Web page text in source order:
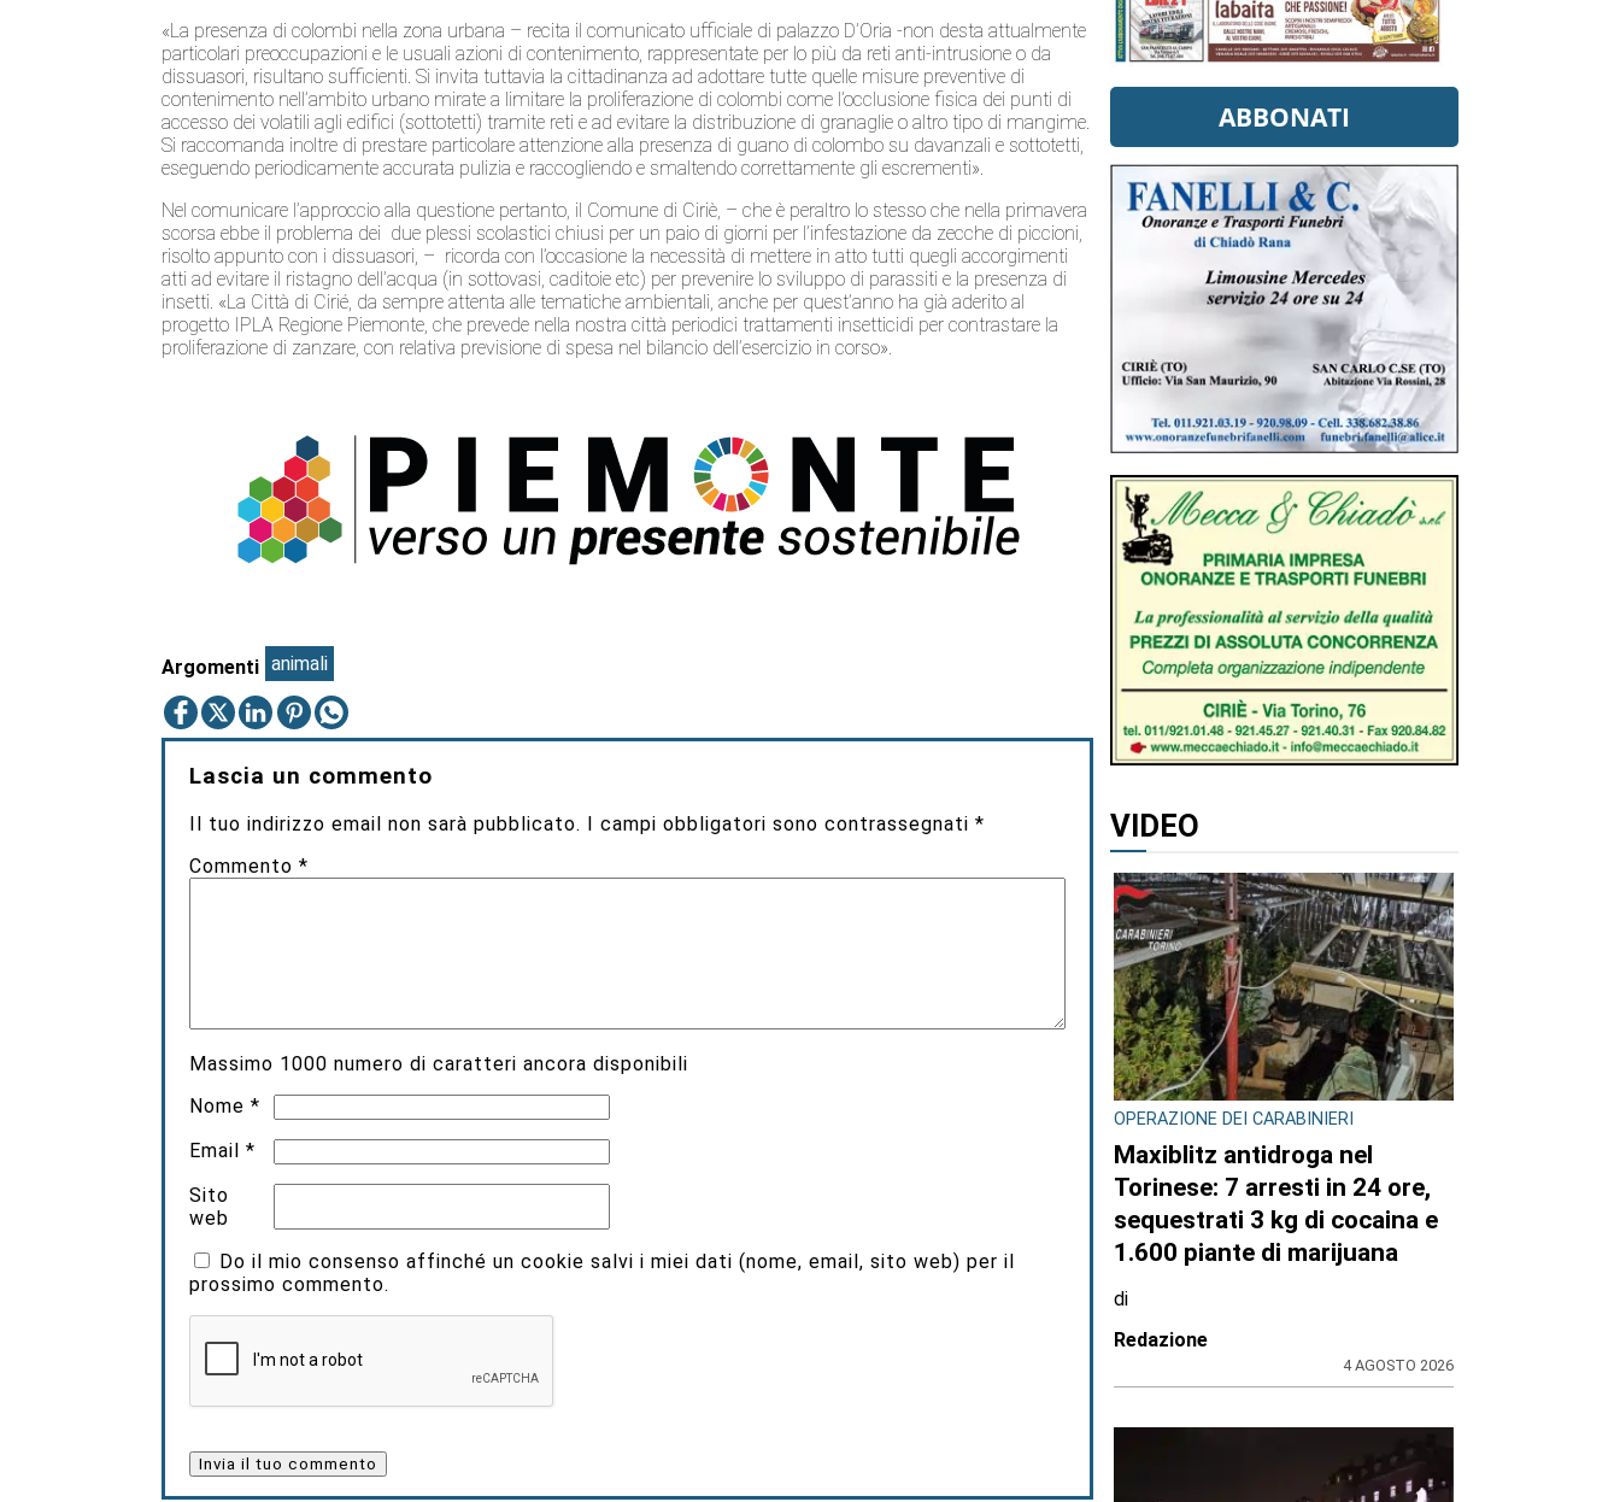
«La presenza di colombi nella zona urbana – recita il comunicato ufficiale di palazzo D’Oria -non desta attualmente
particolari preoccupazioni e le usuali azioni di contenimento, rappresentate per lo più da reti anti-intrusione o da
dissuasori, risultano sufficienti. Si invita tuttavia la cittadinanza ad adottare tutte quelle misure preventive di
contenimento nell’ambito urbano mirate a limitare la proliferazione di colombi come l’occlusione fisica dei punti di
accesso dei volatili agli edifici (sottotetti) tramite reti e ad evitare la distribuzione di granaglie o altro tipo di mangime.
Si raccomanda inoltre di prestare particolare attenzione alla presenza di guano di colombo su davanzali e sottotetti,
eseguendo periodicamente accurata pulizia e raccogliendo e smaltendo correttamente gli escrementi».
Nel comunicare l’approccio alla questione pertanto, il Comune di Ciriè, – che è peraltro lo stesso che nella primavera
scorsa ebbe il problema dei due plessi scolastici chiusi per un paio di giorni per l’infestazione da zecche di piccioni,
risolto appunto con i dissuasori, – ricorda con l’occasione la necessità di mettere in atto tutti quegli accorgimenti
atti ad evitare il ristagno dell’acqua (in sottovasi, caditoie etc) per prevenire lo sviluppo di parassiti e la presenza di
insetti. «La Città di Cirié, da sempre attenta alle tematiche ambientali, anche per quest’anno ha già aderito al
progetto IPLA Regione Piemonte, che prevede nella nostra città periodici trattamenti insetticidi per contrastare la
proliferazione di zanzare, con relativa previsione di spesa nel bilancio dell’esercizio in corso».
Argomenti animali
Lascia un commento
Il tuo indirizzo email non sarà pubblicato. I campi obbligatori sono contrassegnati*
Commento*
Massimo 1000 numero di caratteri ancora disponibili
Nome*
Email*
Sito
web
Do il mio consenso affinché un cookie salvi i miei dati (nome, email, sito web) per il
prossimo commento.
ABBONATI
VIDEO
OPERAZIONE DEI CARABINIERI
Maxiblitz antidroga nel
Torinese: 7 arresti in 24 ore,
sequestrati 3 kg di cocaina e
1.600 piante di marijuana
di
Redazione
4 AGOSTO 2026